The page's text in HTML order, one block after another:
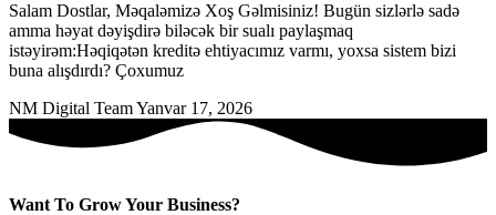
Salam Dostlar, Məqaləmizə Xoş Gəlmisiniz! Bugün sizlərlə sadə
amma həyat dəyişdirə biləcək bir sualı paylaşmaq
istəyirəm:Həqiqətən kreditə ehtiyacımız varmı, yoxsa sistem bizi
buna alışdırdı? Çoxumuz
NM Digital TeamYanvar 17, 2026
Want To Grow Your Business?